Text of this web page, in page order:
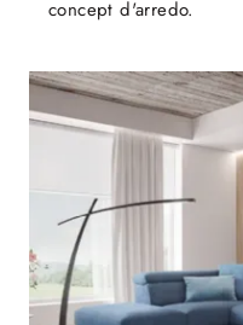
concept d'arredo.